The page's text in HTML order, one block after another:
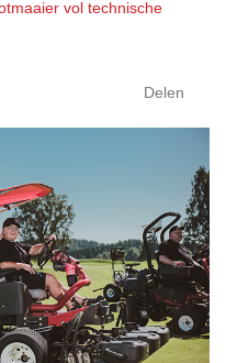
vol technische
Delen